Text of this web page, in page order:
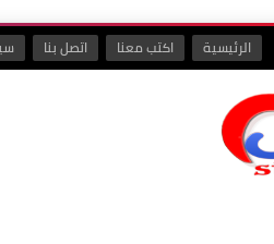
الرئيسية اكتب معنا اتصل بنا